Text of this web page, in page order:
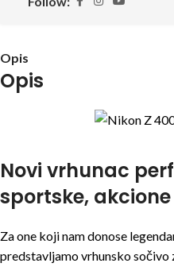
Opis
Opis
Novi vrhunac
sportske,
Za one koji nam donose
predstavljamo vrhunsko sočivo